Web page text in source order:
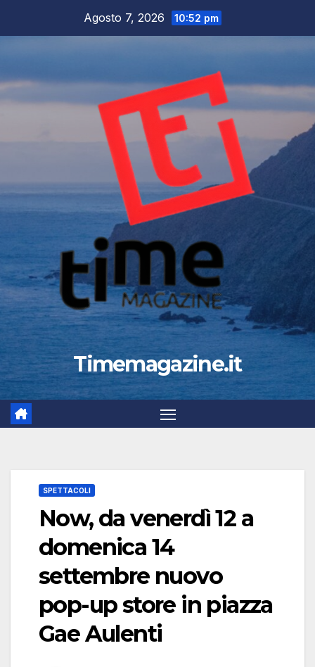
Agosto 7, 2026 10:52 pm
Timemagazine.it
SPETTACOLI
Now, da venerdì 12 a
domenica 14
settembre nuovo
pop-up store in piazza
Gae Aulenti